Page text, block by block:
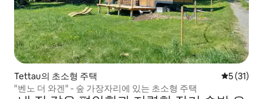
Tettau의 초소형 주택 평점 5점
5 (31)
"벤노 더 와겐" - 숲 가장자리에 있는 초소형 주택